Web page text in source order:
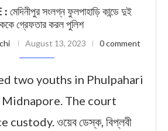
সংলগ্ন ফুলপাহাড়ি কান্ডে দুই
গ্রেফতার করল পুলিশ
August 13, 2023 0 comment
two youths in Phulpahari
The court
ওয়েব ডেস্ক, বিপ্লবী